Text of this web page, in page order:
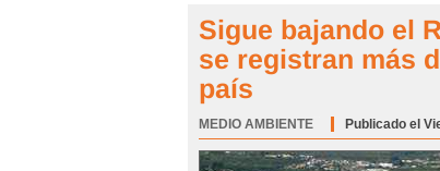
Sigue bajando el
se registran más
país
MEDIO AMBIENTE Publicado el